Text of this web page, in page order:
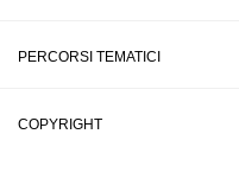
PERCORSI TEMATICI
COPYRIGHT